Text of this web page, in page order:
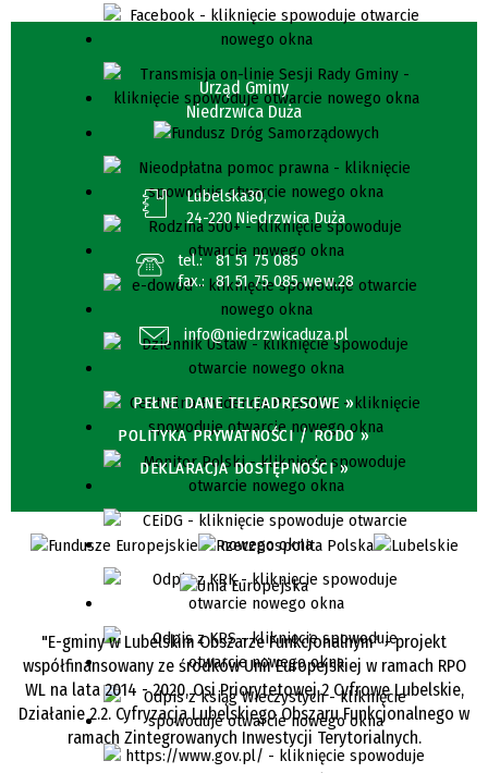
Urząd Gminy
Niedrzwica Duża
Lubelska30,
24-220 Niedrzwica Duża
tel.:
81 51 75 085
fax.:
81 51 75 085 wew.28
info@niedrzwicaduza.pl
PEŁNE DANE TELEADRESOWE »
POLITYKA PRYWATNOŚCI / RODO »
DEKLARACJA DOSTĘPNOŚCI »
"E-gminy w Lubelskim Obszarze Funkcjonalnym" - projekt
współfinansowany ze środków Unii Europejskiej w ramach RPO
WL na lata 2014 - 2020, Osi Priorytetowej 2 Cyfrowe Lubelskie,
Działanie 2.2. Cyfryzacja Lubelskiego Obszaru Funkcjonalnego w
ramach Zintegrowanych Inwestycji Terytorialnych.